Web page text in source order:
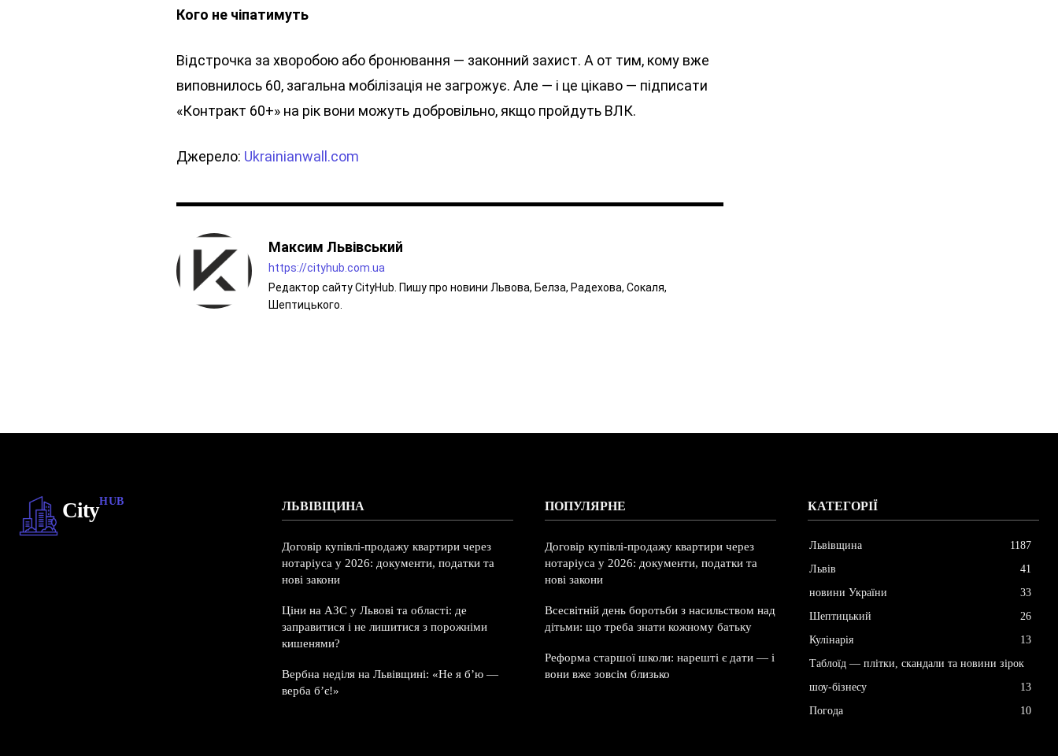
Кого не чіпатимуть
Відстрочка за хворобою або бронювання — законний захист. А от тим, кому вже
виповнилось 60, загальна мобілізація не загрожує. Але — і це цікаво — підписати
«Контракт 60+» на рік вони можуть добровільно, якщо пройдуть ВЛК.
Джерело: Ukrainianwall.com
Максим Львівський
https://cityhub.com.ua
Редактор сайту CityHub. Пишу про новини Львова, Белза, Радехова, Сокаля,
Шептицького.
CityHUB ЛЬВІВЩИНА
Договір купівлі-продажу квартири через
нотаріуса у 2026: документи, податки та
нові закони
Ціни на АЗС у Львові та області: де
заправитися і не лишитися з порожніми
кишенями?
Вербна неділя на Львівщині: «Не я б’ю —
верба б’є!»
ПОПУЛЯРНЕ
Договір купівлі-продажу квартири через
нотаріуса у 2026: документи, податки та
нові закони
Всесвітній день боротьби з насильством над
дітьми: що треба знати кожному батьку
Реформа старшої школи: нарешті є дати — і
вони вже зовсім близько
КАТЕГОРІЇ
Львівщина
1187
Львів
41
новини України
33
Шептицький
26
Кулінарія
13
Таблоїд — плітки, скандали та новини зірок
шоу-бізнесу
13
Погода
10